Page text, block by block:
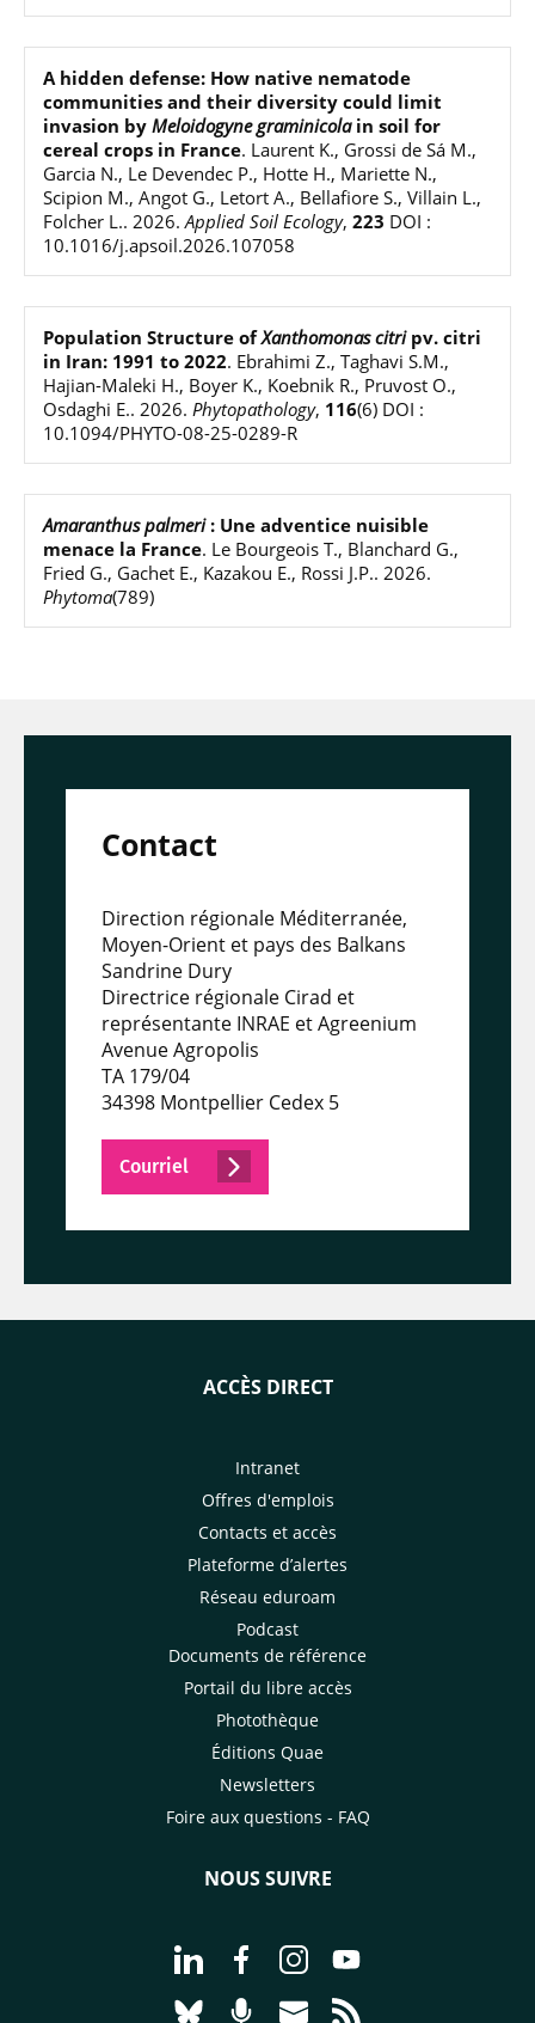
A hidden defense: How native nematode
communities and their diversity could limit
invasion by Meloidogyne graminicolain soil for
cereal crops in France. Laurent K., Grossi de Sá M.,
Garcia N., Le Devendec P., Hotte H., Mariette N.,
Scipion M., Angot G., Letort A., Bellafiore S., Villain L.,
Folcher L.. 2026.Applied Soil Ecology, 223 DOI :
10.1016/j.apsoil.2026.107058
Population Structure ofXanthomonas citripv. citri
in Iran: 1991 to 2022. Ebrahimi Z., Taghavi S.M.,
Hajian-Maleki H., Boyer K., Koebnik R., Pruvost O.,
Osdaghi E.. 2026. Phytopathology, 116(6) DOI :
10.1094/PHYTO-08-25-0289-R
Amaranthus palmeri: Une adventice nuisible
menace la France. Le Bourgeois T., Blanchard G.,
Fried G., Gachet E., Kazakou E., Rossi J.P.. 2026.
Phytoma(789)
Contact
Direction régionale Méditerranée,
Moyen-Orient et pays des Balkans
Sandrine Dury
Directrice régionale Cirad et
représentante INRAE et Agreenium
Avenue Agropolis
TA 179/04
34398 Montpellier Cedex 5
Courriel
ACCÈS DIRECT
Intranet
Offres d'emplois
Contacts et accès
Plateforme d’alertes
Réseau eduroam
Podcast
Documents de référence
Portail du libre accès
Photothèque
Éditions Quae
Newsletters
Foire aux questions - FAQ
NOUS SUIVRE
Aller à la page Nous suivre sur
Aller à la page Nous suivre sur
Aller à la page Nous
Aller à la page
Aller à la page Nous suivre sur
Aller à la page Nourrir le
Aller à la page Nous